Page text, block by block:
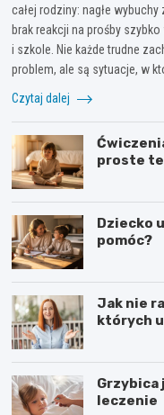
całej rodziny: nagłe wybuchy
brak reakcji na prośby
i szkole. Nie każde trudne
problem, ale są sytuacje, w
Czytaj dalej
proste
Dziecko
pomóc?
Jak nie
których
Grzybica
leczenie